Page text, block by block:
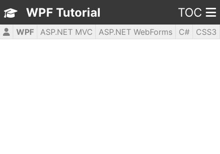
WPF Tutorial TOC
WPF ASP.NET MVC ASP.NET WebForms C#
CSS3